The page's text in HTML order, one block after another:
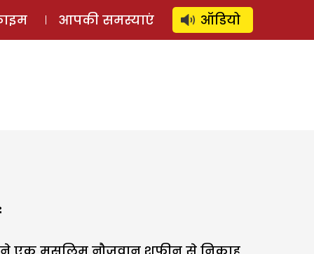
लॉग इन ⚲ SUBSCRIBE
आपकी समस्याएं ऑडियो